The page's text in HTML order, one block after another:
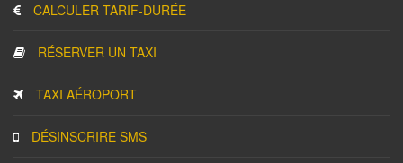
CALCULER TARIF-DURÉE
RÉSERVER UN TAXI
TAXI AÉROPORT
DÉSINSCRIRE SMS